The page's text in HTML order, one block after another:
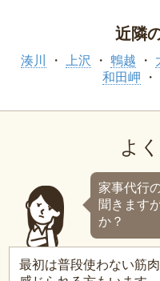
近隣
湊川 上沢 鵯越
和田岬
よ
家事代行
聞きます
か？
最初は普段使わない筋